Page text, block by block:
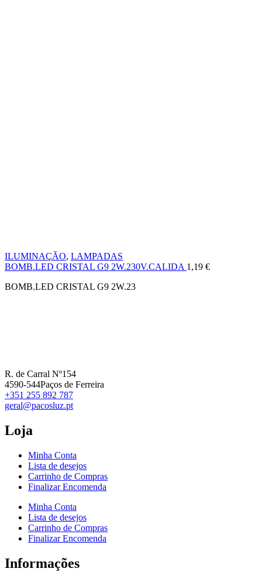
ILUMINAÇÃO, LAMPADAS
BOMB.LED CRISTAL G9 2W.230V.CALIDA 1,19 €
BOMB.LED CRISTAL G9 2W.23
R. de Carral Nº154
4590-544Paços de Ferreira
+351 255 892 787
geral@pacosluz.pt
Loja
Minha Conta
Lista de desejos
Carrinho de Compras
Finalizar Encomenda
Minha Conta
Lista de desejos
Carrinho de Compras
Finalizar Encomenda
Informações